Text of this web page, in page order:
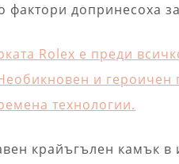
фактори допринесоха
Rolex е преди
и
технологии.
крайъгълен камък в